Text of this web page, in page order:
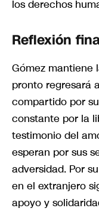
los derechos
Reflexión
Gómez mantiene
pronto regresará
compartido por
constante por la
testimonio del
esperan por sus
adversidad. Por
en el extranjero
apoyo y